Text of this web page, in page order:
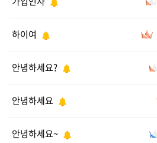
하이여
안녕하세요?
안녕하세요
안녕하세요~